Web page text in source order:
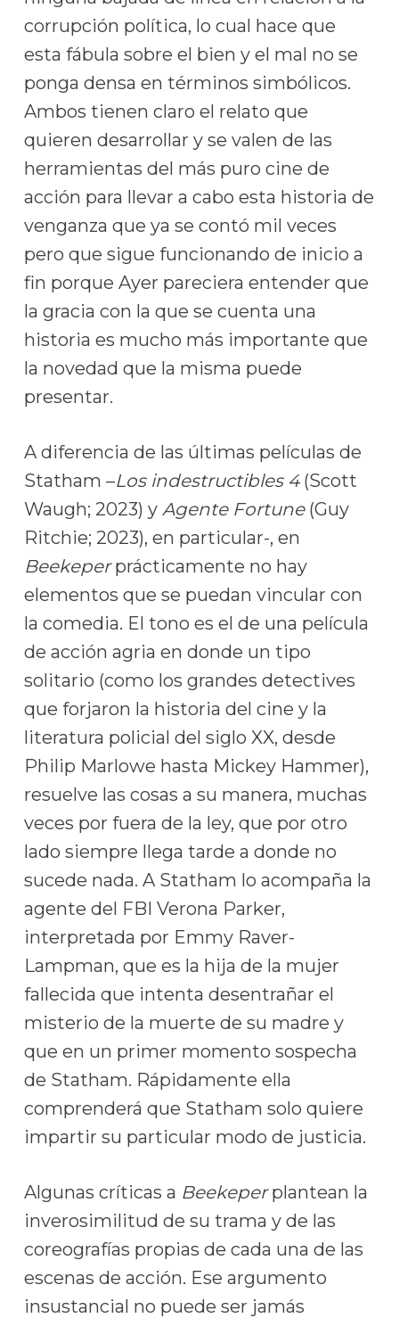
corrupción política, lo cual hace que
esta fábula sobre el bien y el mal no se
ponga densa en términos simbólicos.
Ambos tienen claro el relato que
quieren desarrollar y se valen de las
herramientas del más puro cine de
acción para llevar a cabo esta historia de
venganza que ya se contó mil veces
pero que sigue funcionando de inicio a
fin porque Ayer pareciera entender que
la gracia con la que se cuenta una
historia es mucho más importante que
la novedad que la misma puede
presentar.
A diferencia de las últimas películas de
Statham –Los indestructibles 4 (Scott
Waugh; 2023) y Agente Fortune(Guy
Ritchie; 2023), en particular-, en
Beekeperprácticamente no hay
elementos que se puedan vincular con
la comedia. El tono es el de una película
de acción agria en donde un tipo
solitario (como los grandes detectives
que forjaron la historia del cine y la
literatura policial del siglo XX, desde
Philip Marlowe hasta Mickey Hammer),
resuelve las cosas a su manera, muchas
veces por fuera de la ley, que por otro
lado siempre llega tarde a donde no
sucede nada. A Statham lo acompaña la
agente del FBI Verona Parker,
interpretada por Emmy Raver-
Lampman, que es la hija de la mujer
fallecida que intenta desentrañar el
misterio de la muerte de su madre y
que en un primer momento sospecha
de Statham. Rápidamente ella
comprenderá que Statham solo quiere
impartir su particular modo de justicia.
Algunas críticas a Beekeperplantean la
inverosimilitud de su trama y de las
coreografías propias de cada una de las
escenas de acción. Ese argumento
insustancial no puede ser jamás